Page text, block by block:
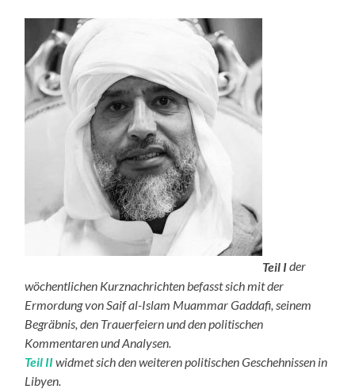
Teil Ider
wöchentlichen Kurznachrichten befasst sich mit der
Ermordung von Saif al-Islam Muammar Gaddafi, seinem
Begräbnis, den Trauerfeiern und den politischen
Kommentaren und Analysen.
Teil IIwidmet sich den weiteren politischen Geschehnissen in
Libyen.